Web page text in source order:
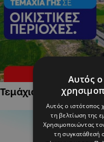
Τεμάχια Γης σε
Αυτός
Αυτός ο ιστότοπος
τη βελτίωση της
Χρησιμοποιώντας
τη συγκατάθεσή